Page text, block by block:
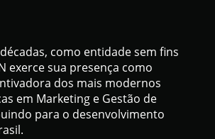
como entidade sem fins
exerce sua presença como
dos mais modernos
em Marketing e Gestão de
para o desenvolvimento